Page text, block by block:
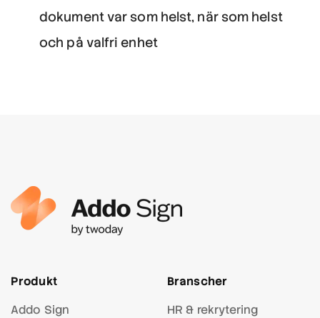
dokument var som helst, när som helst
och på valfri enhet
Produkt
Addo Sign
Branscher
HR & rekrytering